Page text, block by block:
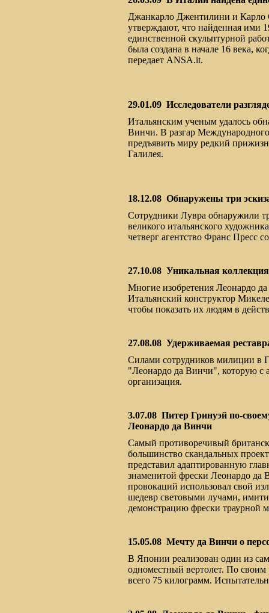
Джанкарло Джентилини и Карло
утверждают, что найденная ими
единственной скульптурной
была создана в начале 16 века,
передает ANSA.it.
29.01.09 Исследователи
Итальянским ученым удалось
Винчи. В разгар Международного
предъявить миру редкий
Галилея.
18.12.08 Обнаружены три
Сотрудники Лувра обнаружили
великого итальянского
четверг агентство Франс Пресс
27.10.08 Уникальная
Многие изобретения Леонардо
Итальянский конструктор
чтобы показать их людям в
27.08.08 Удерживаемая
Силами сотрудников милиции в
"Леонардо да Винчи", которую с
организация.
3.07.08 Питер Гринуэй по-
Леонардо да Винчи
Самый противоречивый
большинство скандальных
представил адаптированную
знаменитой фрески Леонардо да
провокаций использовал свой
шедевр световыми лучами,
демонстрацию фрески траурной
15.05.08 Мечту да Винчи о
В Японии реализован один из
одноместный вертолет. По
всего 75 килограмм.